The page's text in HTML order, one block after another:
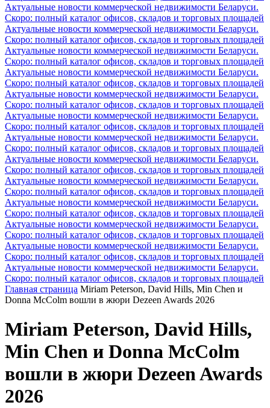
Актуальные новости коммерческой недвижимости Беларуси.
Скоро: полный каталог офисов, складов и торговых площадей
Актуальные новости коммерческой недвижимости Беларуси.
Скоро: полный каталог офисов, складов и торговых площадей
Актуальные новости коммерческой недвижимости Беларуси.
Скоро: полный каталог офисов, складов и торговых площадей
Актуальные новости коммерческой недвижимости Беларуси.
Скоро: полный каталог офисов, складов и торговых площадей
Актуальные новости коммерческой недвижимости Беларуси.
Скоро: полный каталог офисов, складов и торговых площадей
Актуальные новости коммерческой недвижимости Беларуси.
Скоро: полный каталог офисов, складов и торговых площадей
Актуальные новости коммерческой недвижимости Беларуси.
Скоро: полный каталог офисов, складов и торговых площадей
Актуальные новости коммерческой недвижимости Беларуси.
Скоро: полный каталог офисов, складов и торговых площадей
Актуальные новости коммерческой недвижимости Беларуси.
Скоро: полный каталог офисов, складов и торговых площадей
Актуальные новости коммерческой недвижимости Беларуси.
Скоро: полный каталог офисов, складов и торговых площадей
Актуальные новости коммерческой недвижимости Беларуси.
Скоро: полный каталог офисов, складов и торговых площадей
Актуальные новости коммерческой недвижимости Беларуси.
Скоро: полный каталог офисов, складов и торговых площадей
Актуальные новости коммерческой недвижимости Беларуси.
Скоро: полный каталог офисов, складов и торговых площадей
Главная страница Miriam Peterson, David Hills, Min Chen и
Donna McColm вошли в жюри Dezeen Awards 2026
Miriam Peterson, David Hills,
Min Chen и Donna McColm
вошли в жюри Dezeen Awards
2026